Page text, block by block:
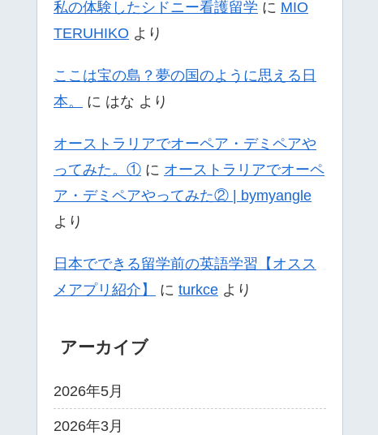
私の体験したシドニー看護留学 に MIO
TERUHIKO より
ここは宝の島？夢の国のように思える日
本。
に はな より
オーストラリアでオーペア・デミペアや
ってみた。① に オーストラリアでオーペ
ア・デミペアやってみた② | bymyangle
より
日本でできる留学前の英語学習【オスス
メアプリ紹介】
に turkce より
アーカイブ
2026年5月
2026年3月